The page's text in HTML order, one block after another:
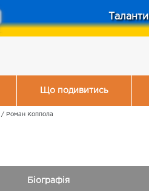
Таланти
Що подивитись
/ Роман Коппола
Біографія